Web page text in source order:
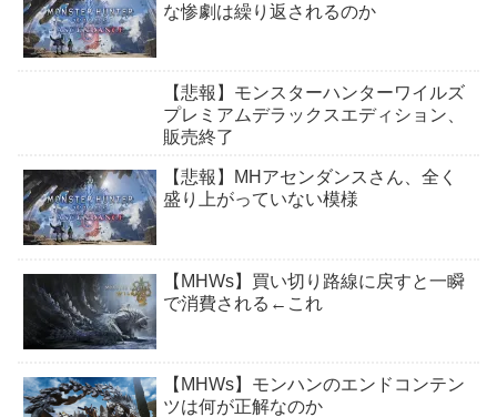
な惨劇は繰り返されるのか
【悲報】モンスターハンターワイルズ
プレミアムデラックスエディション、
販売終了
【悲報】MHアセンダンスさん、全く
盛り上がっていない模様
【MHWs】買い切り路線に戻すと一瞬
で消費される←これ
【MHWs】モンハンのエンドコンテン
ツは何が正解なのか